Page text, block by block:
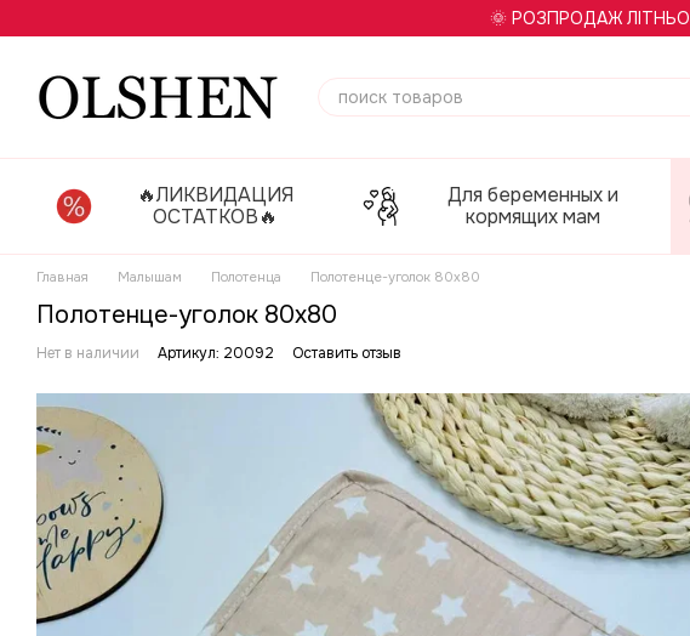
🌞 РОЗПРОДАЖ
🔥ЛИКВИДАЦИЯ
ОСТАТКОВ🔥
Для беременных и
кормящих мам
Главная Малышам Полотенца Полотенце-уголок 80х80
Полотенце-уголок 80х80
Нет в наличии Артикул: 20092 Оставить отзыв